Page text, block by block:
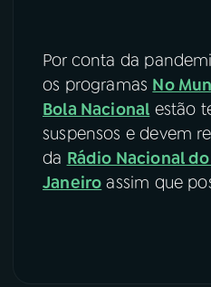
Por conta da
os programas No
Bola Nacional estão
suspensos e devem
da Rádio Nacional
Janeiro assim que